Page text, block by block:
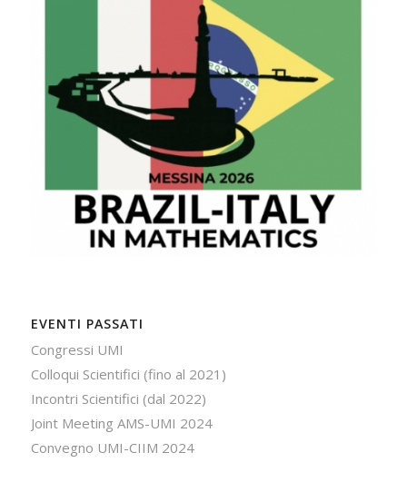
EVENTI PASSATI
Congressi UMI
Colloqui Scientifici (fino al 2021)
Incontri Scientifici (dal 2022)
Joint Meeting AMS-UMI 2024
Convegno UMI-CIIM 2024